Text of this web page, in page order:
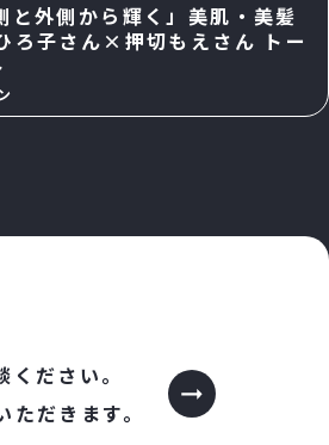
と外側から輝く」美肌・美髪
ろ子さん×押切もえさん トー
ださい。
だきます。